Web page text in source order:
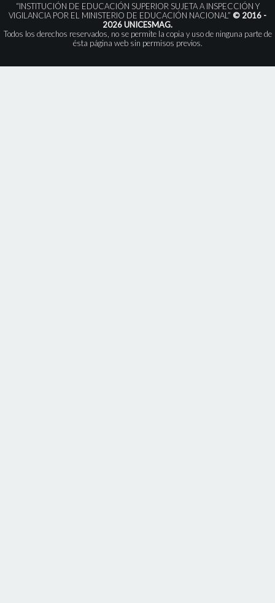
“INSTITUCIÓN DE EDUCACIÓN SUPERIOR SUJETA A INSPECCIÓN Y
VIGILANCIA POR EL MINISTERIO DE EDUCACIÓN NACIONAL” © 2016 -
2026 UNICESMAG.
Todos los derechos reservados, no se permite la copia y uso de ninguna parte de
ésta página web sin permisos previos.